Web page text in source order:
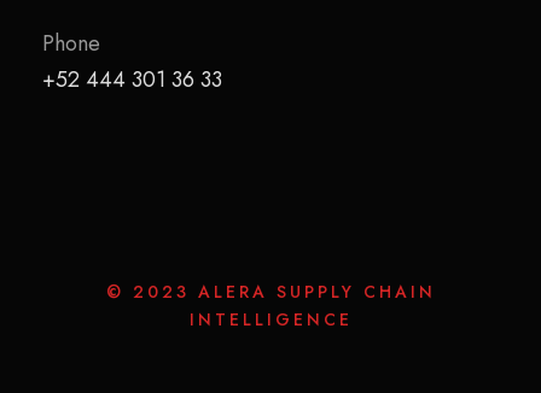
Phone
+52 444 301 36 33
© 2023 ALERA SUPPLY CHAIN
INTELLIGENCE